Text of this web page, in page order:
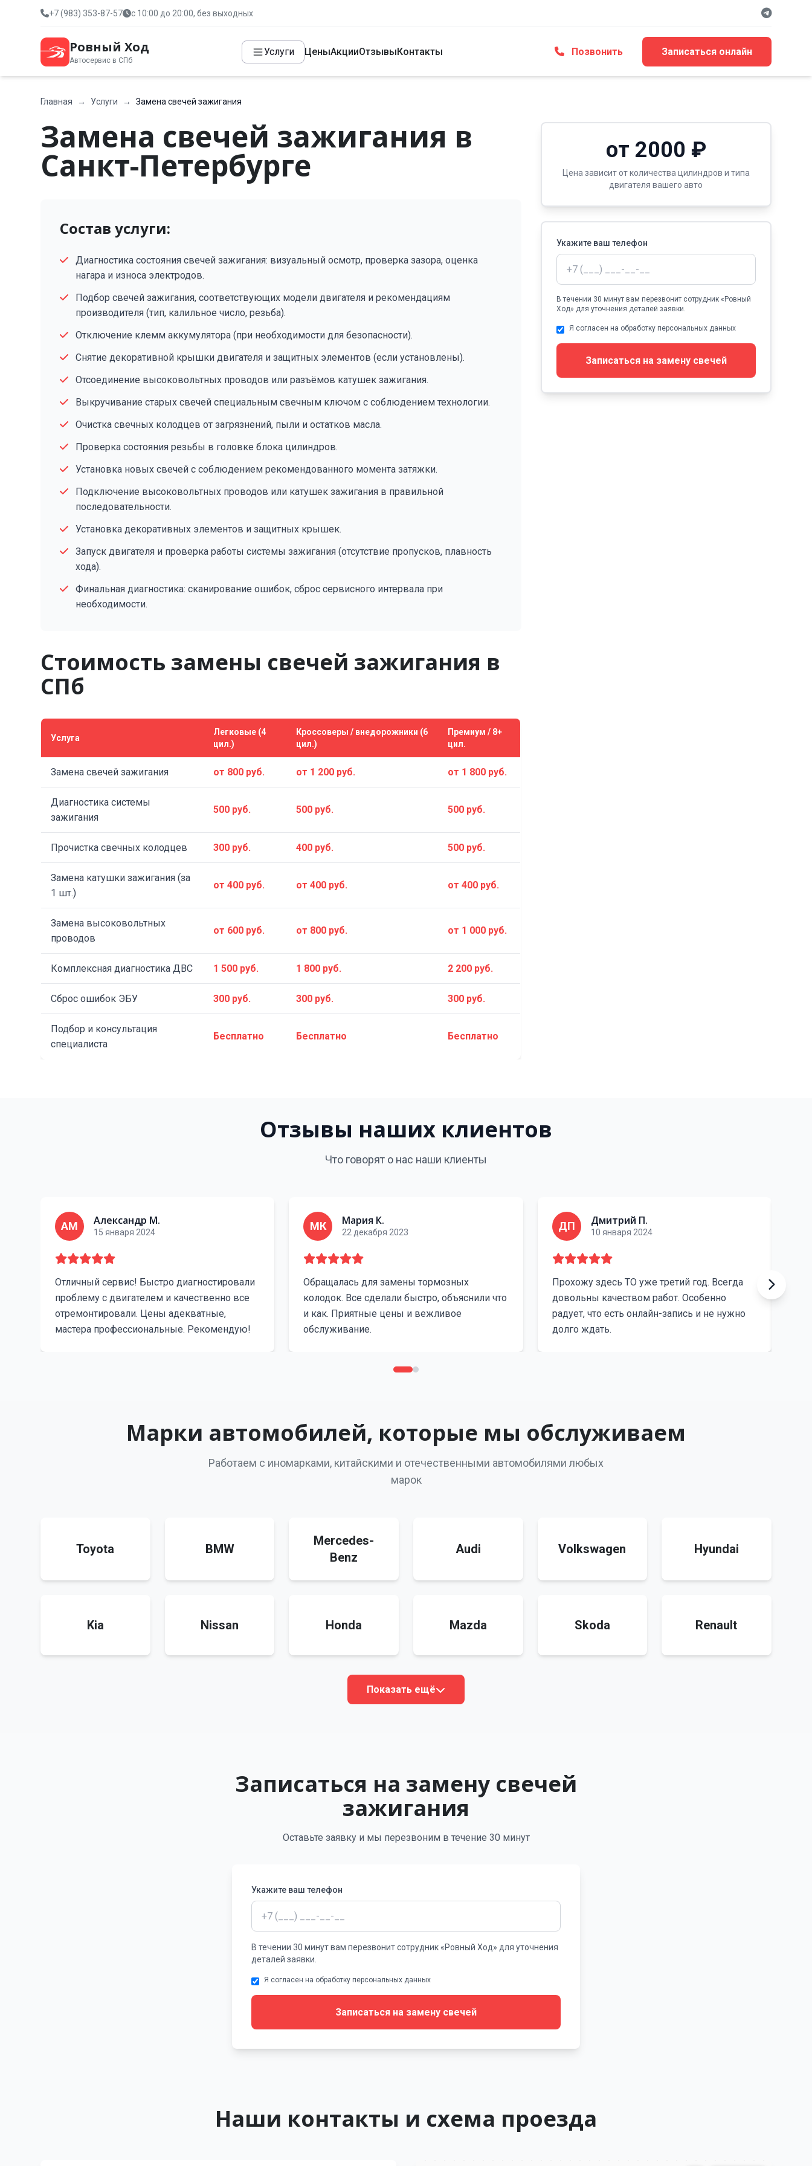
+7 (983) 353-87-57 с 10:00 до 20:00, без выходных
Ровный Ход
Автосервис в СПб
Услуги ЦеныАкцииОтзывыКонтакты Позвонить Записаться онлайн
Главная → Услуги → Замена свечей зажигания
Замена свечей зажигания в
Санкт-Петербурге
Состав услуги:
Диагностика состояния свечей зажигания: визуальный осмотр, проверка зазора, оценка
нагара и износа электродов.
Подбор свечей зажигания, соответствующих модели двигателя и рекомендациям
производителя (тип, калильное число, резьба).
Отключение клемм аккумулятора (при необходимости для безопасности).
Снятие декоративной крышки двигателя и защитных элементов (если установлены).
Отсоединение высоковольтных проводов или разъёмов катушек зажигания.
Выкручивание старых свечей специальным свечным ключом с соблюдением технологии.
Очистка свечных колодцев от загрязнений, пыли и остатков масла.
Проверка состояния резьбы в головке блока цилиндров.
Установка новых свечей с соблюдением рекомендованного момента затяжки.
Подключение высоковольтных проводов или катушек зажигания в правильной
последовательности.
Установка декоративных элементов и защитных крышек.
Запуск двигателя и проверка работы системы зажигания (отсутствие пропусков, плавность
хода).
Финальная диагностика: сканирование ошибок, сброс сервисного интервала при
необходимости.
Стоимость замены свечей зажигания в
СПб
Услуга
Легковые (4
цил.)
Кроссоверы / внедорожники (6
цил.)
Премиум / 8+
цил.
Замена свечей зажигания от 800 руб. от 1 200 руб. от 1 800 руб.
Диагностика системы
зажигания
500 руб. 500 руб. 500 руб.
Прочистка свечных колодцев 300 руб. 400 руб. 500 руб.
Замена катушки зажигания (за
1 шт.)
от 400 руб. от 400 руб. от 400 руб.
Замена высоковольтных
проводов
от 600 руб. от 800 руб. от 1 000 руб.
Комплексная диагностика ДВС 1 500 руб. 1 800 руб. 2 200 руб.
Сброс ошибок ЭБУ 300 руб. 300 руб. 300 руб.
Подбор и консультация
специалиста
Бесплатно Бесплатно Бесплатно
от 2000 ₽
Цена зависит от количества цилиндров и типа
двигателя вашего авто
Укажите ваш телефон
В течении 30 минут вам перезвонит сотрудник «Ровный
Ход» для уточнения деталей заявки.
Я согласен на обработку персональных данных
Записаться на замену свечей
Отзывы наших клиентов
Что говорят о нас наши клиенты
АМ Александр М.
15 января 2024
Отличный сервис! Быстро диагностировали
проблему с двигателем и качественно все
отремонтировали. Цены адекватные,
мастера профессиональные. Рекомендую!
МК Мария К.
22 декабря 2023
Обращалась для замены тормозных
колодок. Все сделали быстро, объяснили что
и как. Приятные цены и вежливое
обслуживание.
ДП Дмитрий П.
10 января 2024
Прохожу здесь ТО уже третий год. Всегда
довольны качеством работ. Особенно
радует, что есть онлайн-запись и не нужно
долго ждать.
Марки автомобилей, которые мы обслуживаем
Работаем с иномарками, китайскими и отечественными автомобилями любых
марок
Toyota BMW
Mercedes-
Benz
Audi Volkswagen Hyundai
Kia Nissan Honda Mazda Skoda Renault
Показать ещё
Записаться на замену свечей
зажигания
Оставьте заявку и мы перезвоним в течение 30 минут
Укажите ваш телефон
В течении 30 минут вам перезвонит сотрудник «Ровный Ход» для уточнения
деталей заявки.
Я согласен на обработку персональных данных
Записаться на замену свечей
Наши контакты и схема проезда